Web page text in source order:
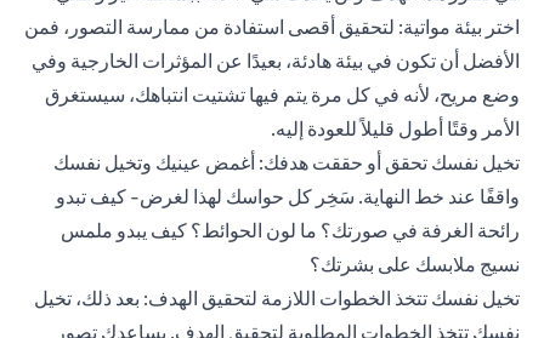
اختر بيئة مواتية: لتحقيق أقصى استفادة من ممارسة التصور، فمن
الأفضل أن تكون في بيئة هادئة، بعيدًا عن المؤثرات الخارجية وفي
وضع مريح، لأنه في كل مرة يتم فيها تشتيت انتباهك، سيستغرق
الأمر وقتًا أطول قليلاً للعودة إليه.
تخيل نفسك تحقق أو حققت هدفك: أغمض عينيك وتخيل نفسك
واقفًا عند خط النهاية. سَخِر كل حواسك لهذا لغرض- كيف تبدو
رائحة الغرفة في صورتك؟ ما لون الحوائط؟ كيف يبدو ملمس
نسيج ملابسك على بشرتك؟
تخيل نفسك تتخذ الخطوات اللازمة لتحقيق الهدف: بعد ذلك، تخيل
نفسك تتخذ الخطوات المطلوبة لتحقيق الهدف. يساعدك تصور